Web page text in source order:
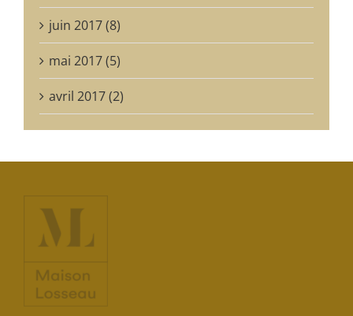
juin 2017 (8)
mai 2017 (5)
avril 2017 (2)